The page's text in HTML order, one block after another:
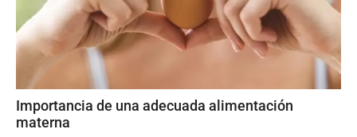
Importancia de una adecuada alimentación
materna